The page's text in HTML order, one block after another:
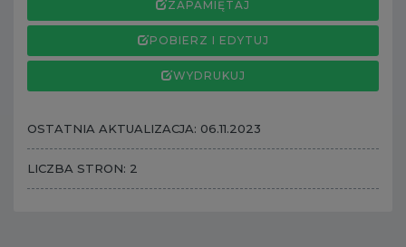
ZAPAMIĘTAJ
POBIERZ I EDYTUJ
WYDRUKUJ
OSTATNIA AKTUALIZACJA: 06.11.2023
LICZBA STRON: 2